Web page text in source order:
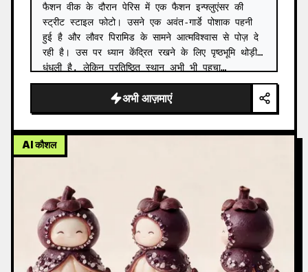
फैशन वीक के दौरान पेरिस में एक फैशन इन्फ्लुएंसर की
स्ट्रीट स्टाइल फोटो। उसने एक अवंत-गार्डे पोशाक पहनी
हुई है और लौवर पिरामिड के सामने आत्मविश्वास से पोज़ दे
रही है। उस पर ध्यान केंद्रित रखने के लिए पृष्ठभूमि थोड़ी
धुंधली है, लेकिन प्रतिष्ठित स्थान अभी भी पहचा…
अभी आज़माएं
AI कौशल